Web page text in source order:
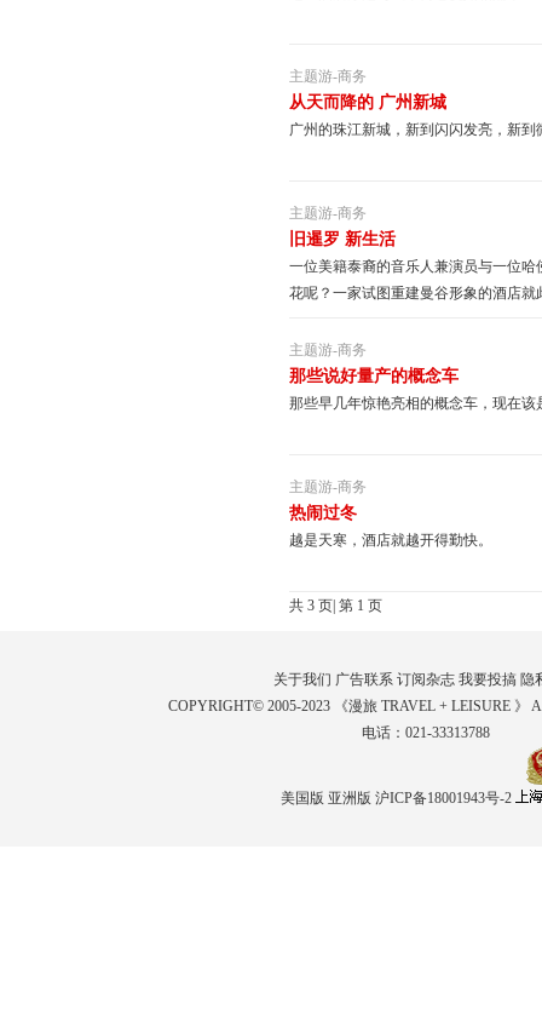
主题游-商务
从天而降的 广州新城
广州的珠江新城，新到闪闪发亮，新到
主题游-商务
旧暹罗 新生活
一位美籍泰裔的音乐人兼演员与一位
花呢？一家试图重建曼谷形象的酒店就
主题游-商务
那些说好量产的概念车
那些早几年惊艳亮相的概念车，现在
主题游-商务
热闹过冬
越是天寒，酒店就越开得勤快。
共 3 页| 第 1 页
关于我们 广告联系 订阅杂志 我要投搞 隐
COPYRIGHT© 2005-2023 《漫旅 TRAVEL + LEISURE 》
电话：021-33313788
美国版 亚洲版 沪ICP备18001943号-2